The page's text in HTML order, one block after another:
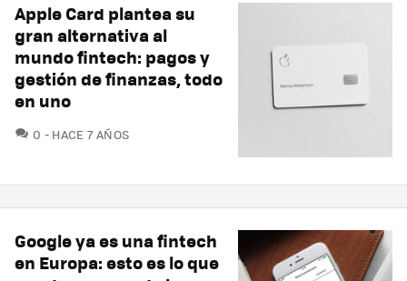
Apple Card plantea su
gran alternativa al
mundo fintech: pagos y
gestión de finanzas, todo
en uno
0 COMENTARIOS
HACE 7 AÑOS
Google ya es una fintech
en Europa: esto es lo que